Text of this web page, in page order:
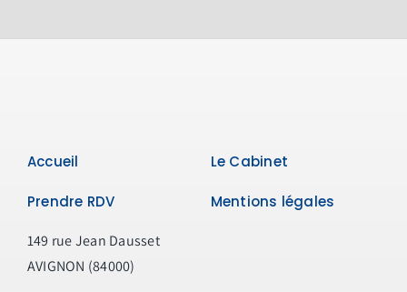
Accueil
Prendre RDV
149 rue Jean Dausset
AVIGNON (84000)
Le Cabinet
Mentions légales